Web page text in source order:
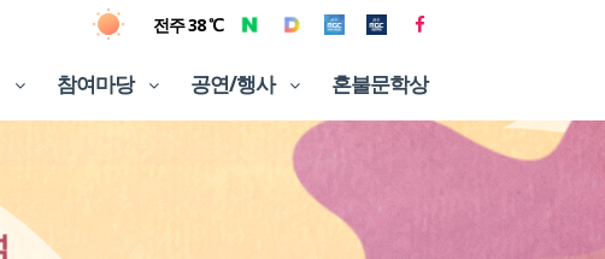
전주 38 ℃
참여마당 공연/행사 혼불문학상